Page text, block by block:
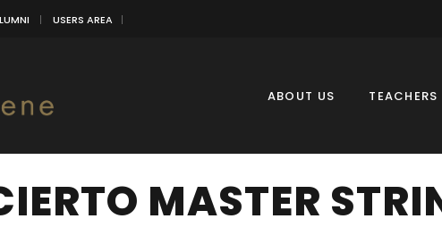
USERS AREA
ABOUT US TEACHERS
MASTER